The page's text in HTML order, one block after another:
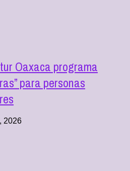
Oaxaca programa
para personas
2026